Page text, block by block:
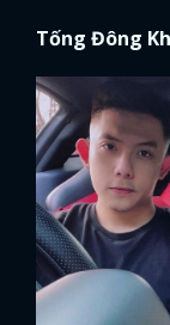
Tống Đông